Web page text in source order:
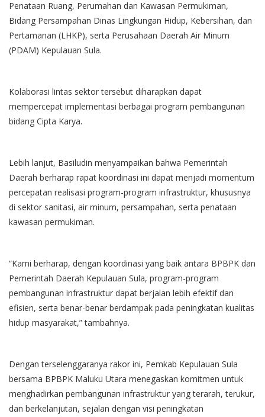
Penataan Ruang, Perumahan dan Kawasan Permukiman,
Bidang Persampahan Dinas Lingkungan Hidup, Kebersihan, dan
Pertamanan (LHKP), serta Perusahaan Daerah Air Minum
(PDAM) Kepulauan Sula.
Kolaborasi lintas sektor tersebut diharapkan dapat
mempercepat implementasi berbagai program pembangunan
bidang Cipta Karya.
Lebih lanjut, Basiludin menyampaikan bahwa Pemerintah
Daerah berharap rapat koordinasi ini dapat menjadi momentum
percepatan realisasi program-program infrastruktur, khususnya
di sektor sanitasi, air minum, persampahan, serta penataan
kawasan permukiman.
“Kami berharap, dengan koordinasi yang baik antara BPBPK dan
Pemerintah Daerah Kepulauan Sula, program-program
pembangunan infrastruktur dapat berjalan lebih efektif dan
efisien, serta benar-benar berdampak pada peningkatan kualitas
hidup masyarakat,” tambahnya.
Dengan terselenggaranya rakor ini, Pemkab Kepulauan Sula
bersama BPBPK Maluku Utara menegaskan komitmen untuk
menghadirkan pembangunan infrastruktur yang terarah, terukur,
dan berkelanjutan, sejalan dengan visi peningkatan